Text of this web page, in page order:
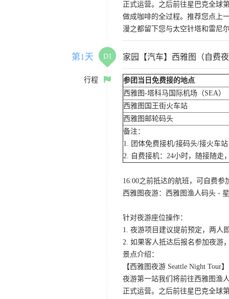
正式运营。之后前往星巴克全球
做成咖啡的全过程。推荐您点上
漫之都留下您与太空针塔和雷尼
第1天 D1 家园【汽车】西雅图（自费
行程
参团当日免费接的地点
西雅图-塔科马国际机场（SEA）
西雅图国王街火车站
西雅图邮轮码头
备注：
1. 团体免费接机/接码头/接火车
2. 自费接机：24小时，随接随走
16:00之前抵达的航班，可自费参
西雅图夜游：西雅图渔人码头 -
针对夜游座位操作：
1. 夜游项目建议提前预定，两人
2. 如果客人抵达后报名参加夜游
景点介绍：
【西雅图夜游 Seattle Night Tour】
夜游第一站我们将前往西雅图渔
正式运营。之后前往星巴克全球